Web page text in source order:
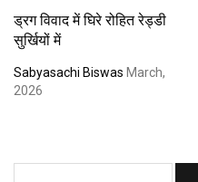
ड्रग विवाद में घिरे रोहित रेड्डी
सुर्खियों में
Sabyasachi Biswas March,
2026